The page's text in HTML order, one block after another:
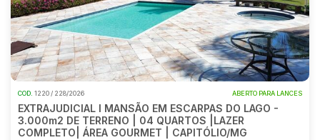
COD. 1220 / 228/2026 ABERTO PARA LANCES
EXTRAJUDICIAL I MANSÃO EM ESCARPAS DO LAGO -
3.000m2 DE TERRENO | 04 QUARTOS |LAZER
COMPLETO| ÁREA GOURMET | CAPITÓLIO/MG